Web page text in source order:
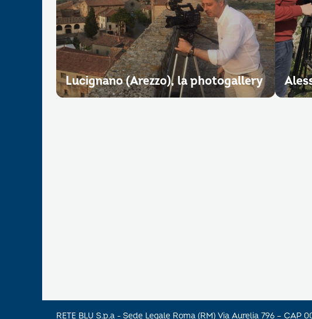
Lucignano (Arezzo), la photogallery
RETE BLU S.p.a - Sede Legale Roma (RM) Via Aurelia 796 – CAP